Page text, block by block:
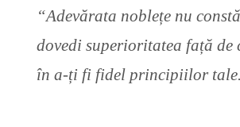
“Adevărata noblețe nu
dovedi superioritatea față de
în a-ți fi fidel principiilor